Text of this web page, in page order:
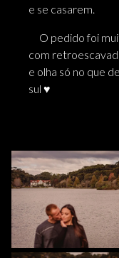
e se casarem.
O pedido foi
com
e olha só no que
sul ♥